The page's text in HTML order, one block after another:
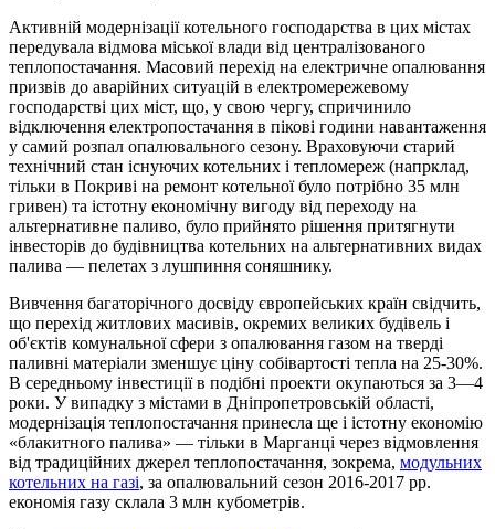
Активній модернізації котельного господарства в цих містах
передувала відмова міської влади від централізованого
теплопостачання. Масовий перехід на електричне опалювання
призвів до аварійних ситуацій в електромережевому
господарстві цих міст, що, у свою чергу, спричинило
відключення електропостачання в пікові години навантаження
у самий розпал опалювального сезону. Враховуючи старий
технічний стан існуючих котельних і тепломереж (напрклад,
тільки в Покриві на ремонт котельної було потрібно 35 млн
гривен) та істотну економічну вигоду від переходу на
альтернативне паливо, було прийнято рішення притягнути
інвесторів до будівництва котельних на альтернативних видах
палива — пелетах з лушпиння соняшнику.
Вивчення багаторічного досвіду європейських країн свідчить,
що перехід житлових масивів, окремих великих будівель і
об'єктів комунальної сфери з опалювання газом на тверді
паливні матеріали зменшує ціну собівартості тепла на 25-30%.
В середньому інвестиції в подібні проекти окупаються за 3—4
роки. У випадку з містами в Дніпропетровській області,
модернізація теплопостачання принесла ще і істотну економію
«блакитного палива» — тільки в Марганці через відмовлення
від традиційних джерел теплопостачання, зокрема, модульних
котельних на газі, за опалювальний сезон 2016-2017 рр.
економія газу склала 3 млн кубометрів.